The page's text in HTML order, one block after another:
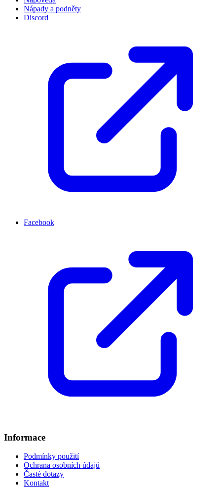
Nápady a podněty
Discord
Facebook
Informace
Podmínky použití
Ochrana osobních údajů
Časté dotazy
Kontakt